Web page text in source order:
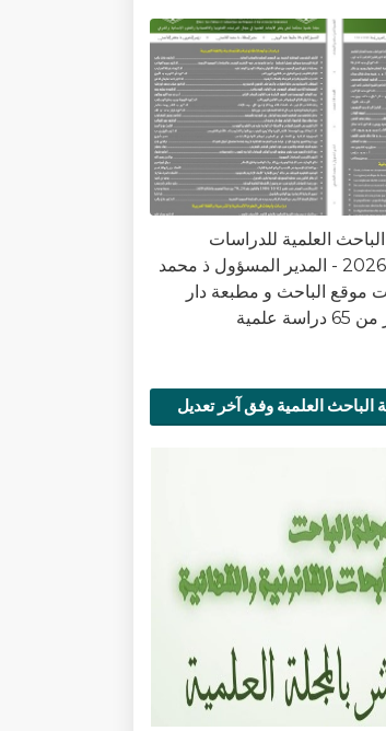
الباحث العلمية للدراسات
والأبحاث - غشت - 2026 - المدير المسؤول ذ محمد
موقع الباحث و مطبعة دار
علمية
العلمية وفق آخر تعديل